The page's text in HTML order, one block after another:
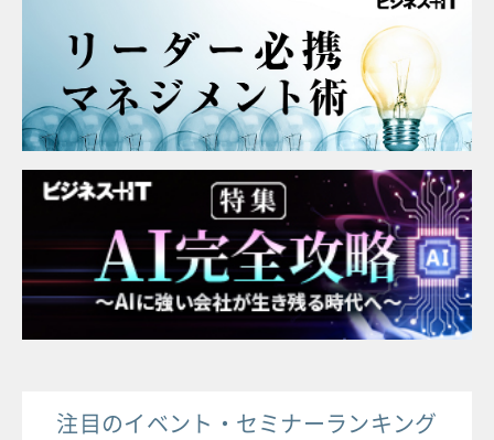
注目のイベント・セミナーランキング